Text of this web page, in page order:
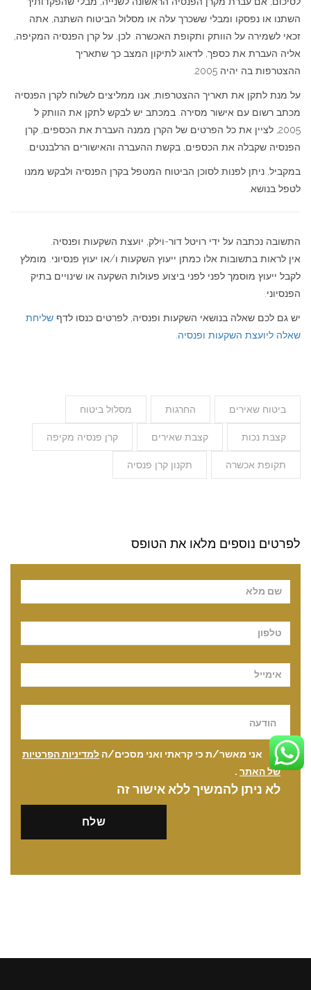
השתנו או נפסקו ומבלי ששכרך עלה או מסלול הביטוח השתנה, אתה
זכאי לשמירה על הוותק ותקופת האכשרה. לכן, על קרן הפנסיה המקיפה,
אליה העברת את כספך, לדאוג לתיקון המצב כך שתאריך
ההצטרפות בה יהיה 2005.
על מנת לתקן את תאריך ההצטרפות, אנו ממליצים לשלוח לקרן הפנסיה
מכתב רשום עם אישור מסירה. במכתב יש לבקש לתקן את הוותק ל
2005, לציין את כל הפרטים של הקרן ממנה העברת את הכספים, קרן
הפנסיה שקבלה את הכספים, בקשת ההעברה והאישורים הרלבנטים.
במקביל, ניתן לפנות לסוכן הביטוח המטפל בקרן הפנסיה ולבקש ממנו
לטפל בנושא.
התשובה נכתבה על ידי רויטל דור-וילק, יועצת השקעות ופנסיה.
אין לראות בתשובות אלו כמתן ייעוץ השקעות ו/או יעוץ פנסיוני. מומלץ
לקבל ייעוץ מוסמך לפני לפני ביצוע פעולות השקעה או שינויים בתיק
הפנסיוני.
יש גם לכם שאלה בנושאי השקעות ופנסיה, לפרטים כנסו לדף שליחת
שאלה ליועצת השקעות ופנסיה
ביטוח שאירים החרגות מסלול ביטוח
קצבת נכות קצבת שאירים קרן פנסיה מקיפה
תקופת אכשרה תקנון קרן פנסיה
לפרטים נוספים מלאו את הטופס
אני מאשר/ת כי קראתי ואני מסכים/ה למדיניות הפרטיות
של האתר .
לא ניתן להמשיך ללא אישור זה